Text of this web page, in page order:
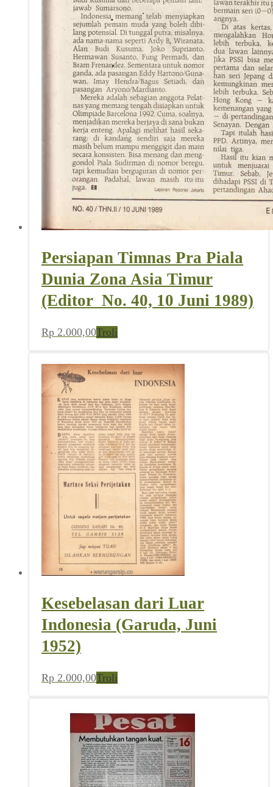
Persiapan Timnas Pra Piala
Dunia Zona Asia Timur
(Editor_No. 40, 10 Juni 1989)
Rp 2.000,00Troli
Kesebelasan dari Luar
Indonesia (Garuda, Juni
1952)
Rp 2.000,00Troli